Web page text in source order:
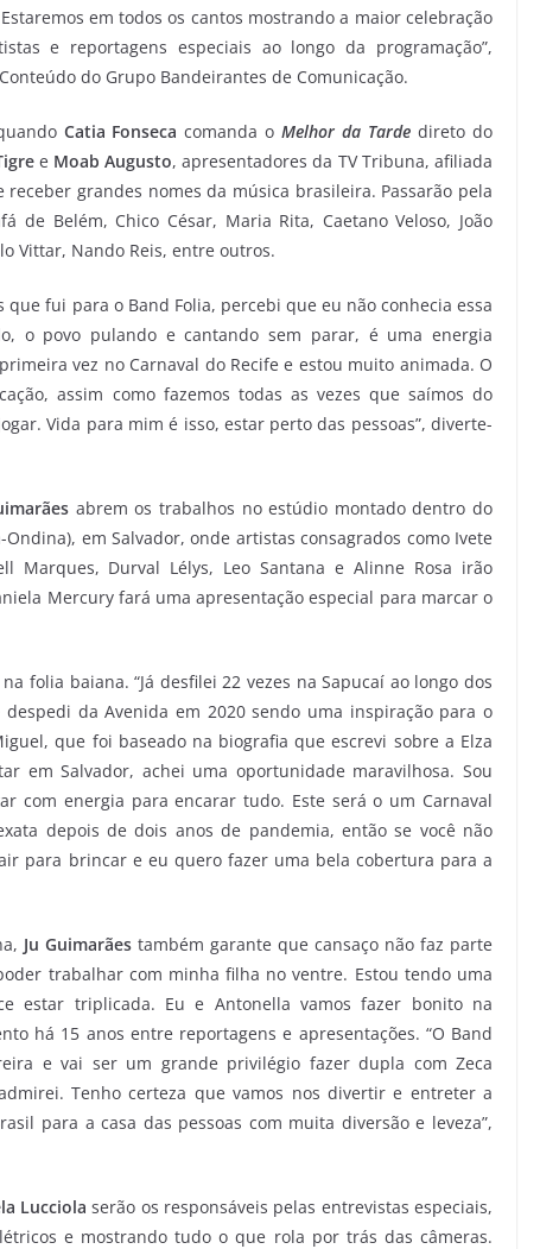
em todos os cantos mostrando a maior celebração
e reportagens especiais ao longo da programação”,
do Grupo Bandeirantes de Comunicação.
Catia Fonseca comanda oMelhor da Tarde direto do
e Moab Augusto, apresentadores da TV Tribuna, afiliada
grandes nomes da música brasileira. Passarão pela
de Belém, Chico César, Maria Rita, Caetano Veloso, João
Vittar, Nando Reis, entre outros.
que fui para o Band Folia, percebi que eu não conhecia essa
o povo pulando e cantando sem parar, é uma energia
vez no Carnaval do Recife e estou muito animada. O
assim como fazemos todas as vezes que saímos do
Vida para mim é isso, estar perto das pessoas”, diverte-
abrem os trabalhos no estúdio montado dentro do
em Salvador, onde artistas consagrados como Ivete
Marques, Durval Lélys, Leo Santana e Alinne Rosa irão
Mercury fará uma apresentação especial para marcar o
folia baiana. “Já desfilei 22 vezes na Sapucaí ao longo dos
da Avenida em 2020 sendo uma inspiração para o
que foi baseado na biografia que escrevi sobre a Elza
em Salvador, achei uma oportunidade maravilhosa. Sou
com energia para encarar tudo. Este será o um Carnaval
depois de dois anos de pandemia, então se você não
para brincar e eu quero fazer uma bela cobertura para a
Ju Guimarães também garante que cansaço não faz parte
trabalhar com minha filha no ventre. Estou tendo uma
estar triplicada. Eu e Antonella vamos fazer bonito na
há 15 anos entre reportagens e apresentações. “O Band
e vai ser um grande privilégio fazer dupla com Zeca
Tenho certeza que vamos nos divertir e entreter a
para a casa das pessoas com muita diversão e leveza”,
Lucciola serão os responsáveis pelas entrevistas especiais,
e mostrando tudo o que rola por trás das câmeras.